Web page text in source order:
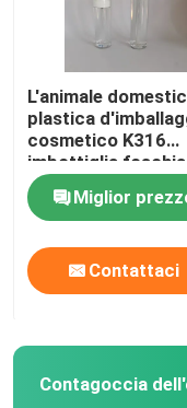
L'animale
plastica
cosmetico K316
imbottiglia
vuota 100ml 125ml
della protezione
la piccola
Miglior
Contattaci
Contagoccia